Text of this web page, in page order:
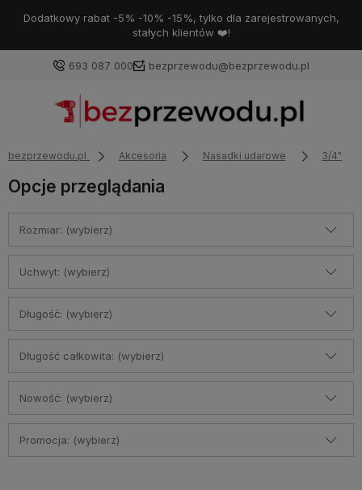
Dodatkowy rabat -5% -10% -15%, tylko dla zarejestrowanych,
stałych klientów ❤️!
693 087 000 bezprzewodu@bezprzewodu.pl
bezprzewodu.pl Akcesoria Nasadki udarowe 3/4"
Opcje przeglądania
Rozmiar: (wybierz)
Uchwyt: (wybierz)
Długość: (wybierz)
Długość całkowita: (wybierz)
Nowość: (wybierz)
Promocja: (wybierz)